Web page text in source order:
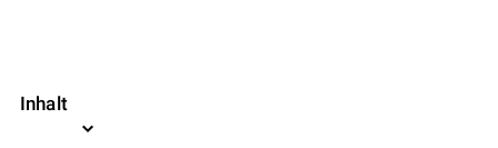
Inhalt